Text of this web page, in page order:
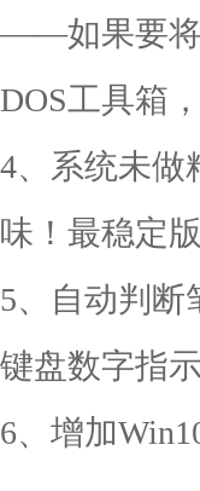
——如果要将
DOS工具箱
4、系统未做
味！最稳定
5、自动判断
键盘数字指
6、增加